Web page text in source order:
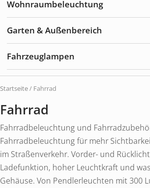
Wohnraumbeleuchtung
Garten & Außenbereich
Fahrzeuglampen
Startseite/ Fahrrad
Fahrrad
Fahrradbeleuchtung und
Fahrradbeleuchtung für mehr
im Straßenverkehr. Vorder- und
Ladefunktion, hoher Leuchtkraft und
Gehäuse. Von Pendlerleuchten mit 300